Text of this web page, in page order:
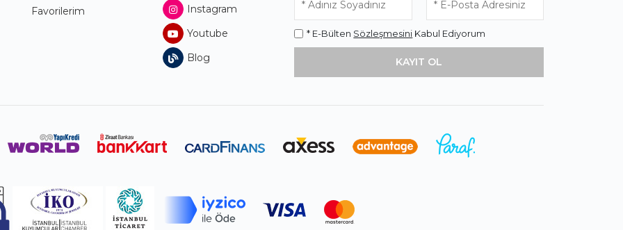
Favorilerim
Instagram
Youtube
Blog
* E-Bülten Sözleşmesini Kabul Ediyorum